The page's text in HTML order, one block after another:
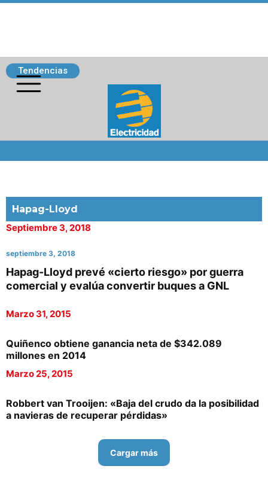
Tendencias
Hapag-Lloyd
Septiembre 3, 2018
septiembre 3, 2018
Hapag-Lloyd prevé «cierto riesgo» por guerra
comercial y evalúa convertir buques a GNL
Marzo 31, 2015
Quiñenco obtiene ganancia neta de $342.089
millones en 2014
Marzo 25, 2015
Robbert van Trooijen: «Baja del crudo da la posibilidad
a navieras de recuperar pérdidas»
Cargar más